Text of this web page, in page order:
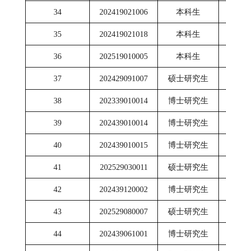
34 202419021006 本科生
35 202419021018 本科生
36 202519010005 本科生
37 202429091007 硕士研究生
38 202339010014 博士研究生
39 202439010014 博士研究生
40 202439010015 博士研究生
41 202529030011 硕士研究生
42 202439120002 博士研究生
43 202529080007 硕士研究生
44 202439061001 博士研究生